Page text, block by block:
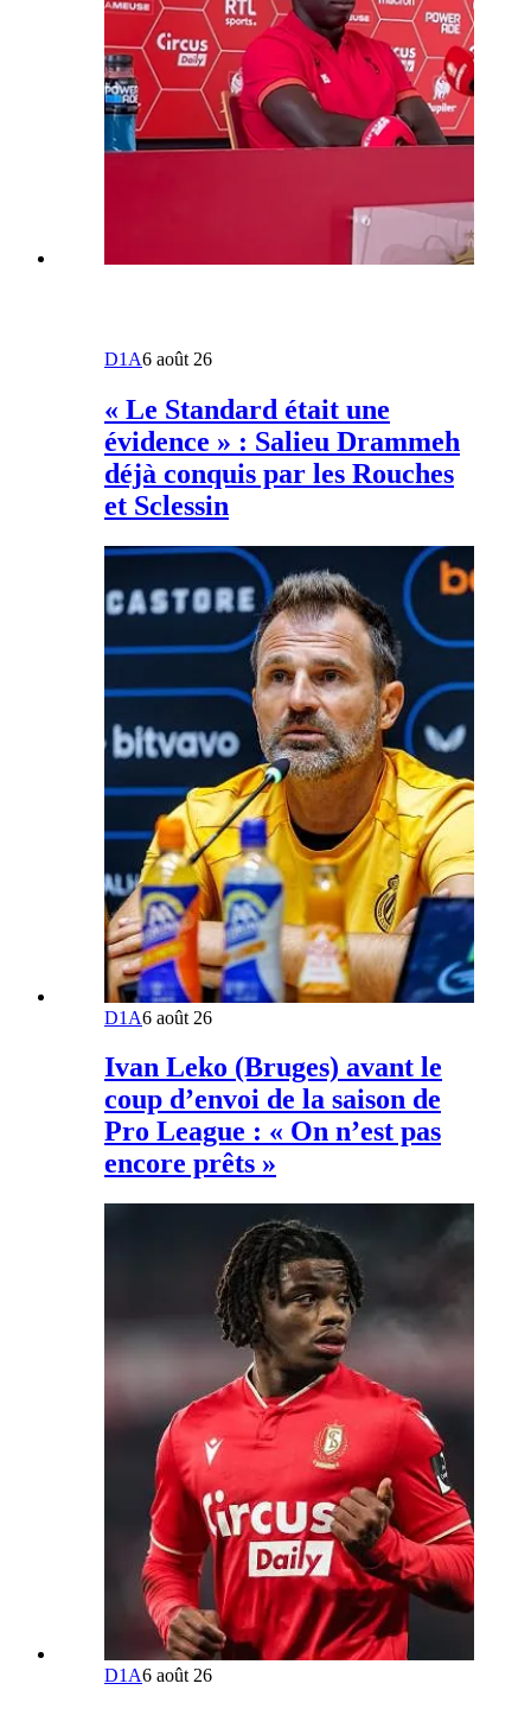
D1A6 août 26
« Le Standard était une
évidence » : Salieu Drammeh
déjà conquis par les Rouches
et Sclessin
D1A6 août 26
Ivan Leko (Bruges) avant le
coup d’envoi de la saison de
Pro League : « On n’est pas
encore prêts »
D1A6 août 26